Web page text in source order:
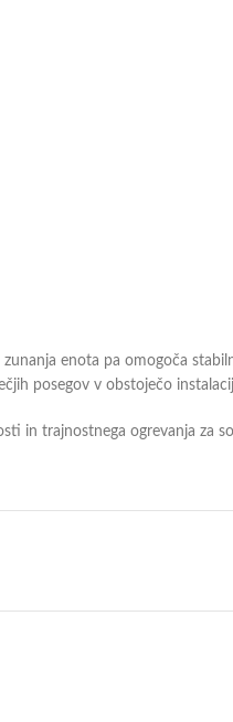
enota pa omogoča
posegov v obstoječo
in trajnostnega ogrevanja za